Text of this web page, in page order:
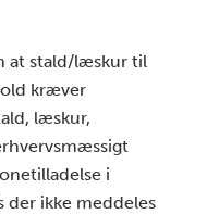
at stald/læskur til
kræver
læskur,
i
der ikke meddeles